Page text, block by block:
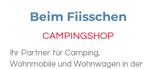
Beim Fiisschen
CAMPINGSHOP
Ihr Partner für Camping,
Wohnmobile und Wohnwagen in der